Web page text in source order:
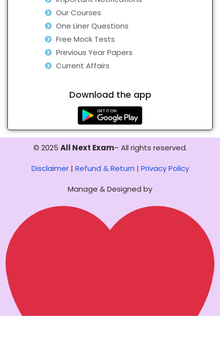
Our Courses
One Liner Questions
Free Mock Tests
Previous Year Papers
Current Affairs
Download the app
© 2025 All Next Exam– All rights reserved.
Disclaimer| Refund & Return | Privacy Policy
Manage & Designed by